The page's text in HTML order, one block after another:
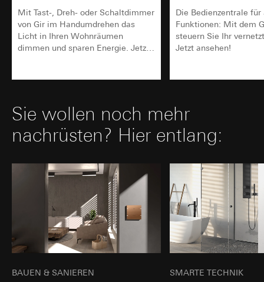
Mit Tast-, Dreh- oder Schaltdimmer
von Gir im Handumdrehen das
Licht in Ihren Wohnräumen
dimmen und sparen Energie. Jetzt
Die Bedienzentrale
Funktionen: Mit dem
steuern Sie Ihr
Jetzt ansehen!
Sie wollen noch mehr
nachrüsten? Hier entlang:
BAUEN & SANIEREN SMARTE TECHNIK